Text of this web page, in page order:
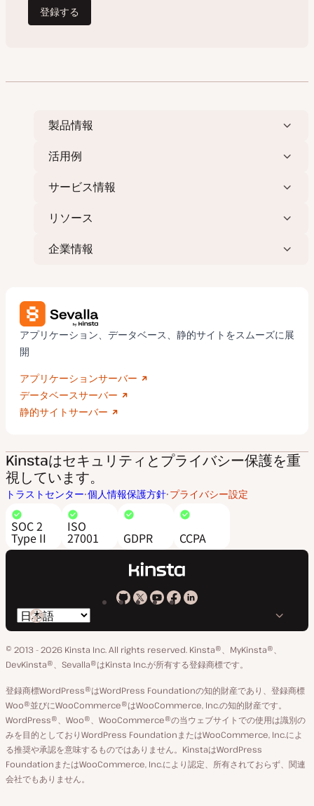
製品情報
活用例
サービス情報
リソース
企業情報
アプリケーション、データベース、静的サイトをスムーズに展
開
アプリケーションサーバー
データベースサーバー
静的サイトサーバー
Kinstaはセキュリティとプライバシー保護を重
視しています。
トラストセンター 個人情報保護方針 プライバシー設定
SOC 2
Type II
ISO
27001 GDPR CCPA
Kinsta
GitHub
Kinsta
X
ア
カ
ウ
ン
ト
Kinsta
YouTube
Kinsta
Facebook
Kinsta
LinkedIn
ペ
ー
ジ
言
語
の
り
替
え
© 2013 - 2026 Kinsta Inc. All rights reserved. Kinsta®、MyKinsta®、
DevKinsta®、Sevalla®はKinsta Inc.が所有する登録商標です。
登録商標WordPress®はWordPress Foundationの知的財産であり、登録商標
Woo®並びにWooCommerce®はWooCommerce, Inc.の知的財産です。
WordPress®、Woo®、WooCommerce®の当ウェブサイトでの使用は識別の
みを目的としておりWordPress FoundationまたはWooCommerce, Inc.によ
る推奨や承認を意味するものではありません。KinstaはWordPress
FoundationまたはWooCommerce, Inc.により認定、所有されておらず、関連
会社でもありません。